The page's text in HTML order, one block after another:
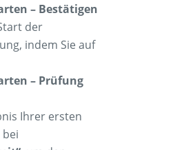
– Bestätigen
der
indem Sie auf
– Prüfung
Ihrer ersten
bei